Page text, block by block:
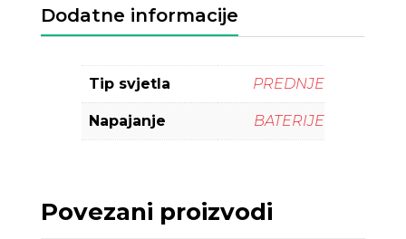
Dodatne informacije
Tip svjetla PREDNJE
Napajanje BATERIJE
Povezani proizvodi